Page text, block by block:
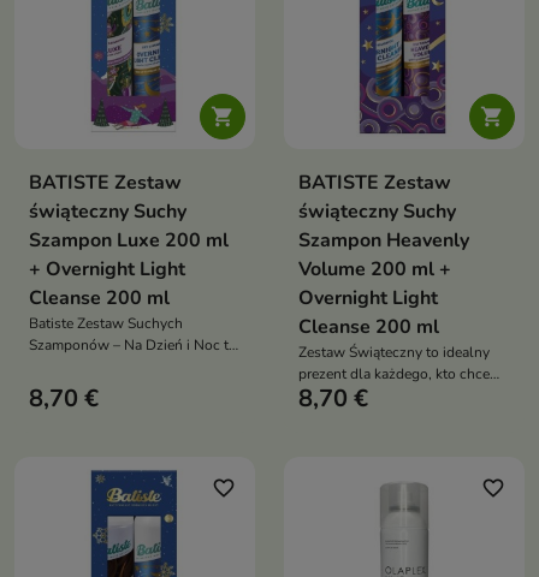

BATISTE Zestaw
świąteczny Suchy
Szampon Luxe 200 ml
+ Overnight Light
Cleanse 200 ml
Batiste Zestaw Suchych
Szamponów – Na Dzień i Noc to
chcą dbać o swoje włosy w
szybki i skuteczny sposób
8,70 €

BATISTE Zestaw
świąteczny Suchy
Szampon Heavenly
Volume 200 ml +
Overnight Light
Cleanse 200 ml
Zestaw Świąteczny to idealny
prezent dla każdego, kto chce
zadbać o swoje włosy w szybki i
8,70 €
favorite_border favorite_border